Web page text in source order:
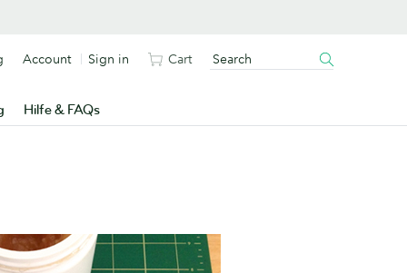
Hilfe & FAQs
Account Sign in Cart